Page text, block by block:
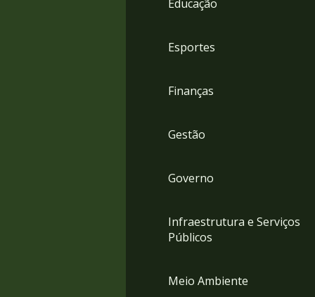
Educação
Esportes
Finanças
Gestão
Governo
Infraestrutura e Serviços
Públicos
Meio Ambiente